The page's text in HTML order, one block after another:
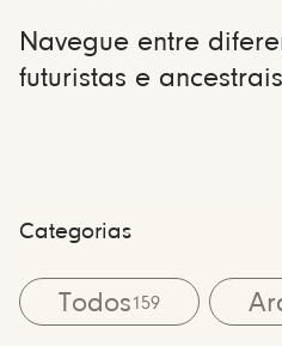
Navegue entre
futuristas e
Categorias
Todos159